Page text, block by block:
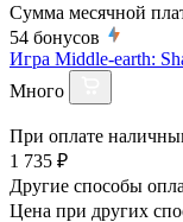
Сумма месячной
54 бонусов
Игра Middle-earth:
Много
При оплате
1 735 ₽
Другие способы
Цена при других